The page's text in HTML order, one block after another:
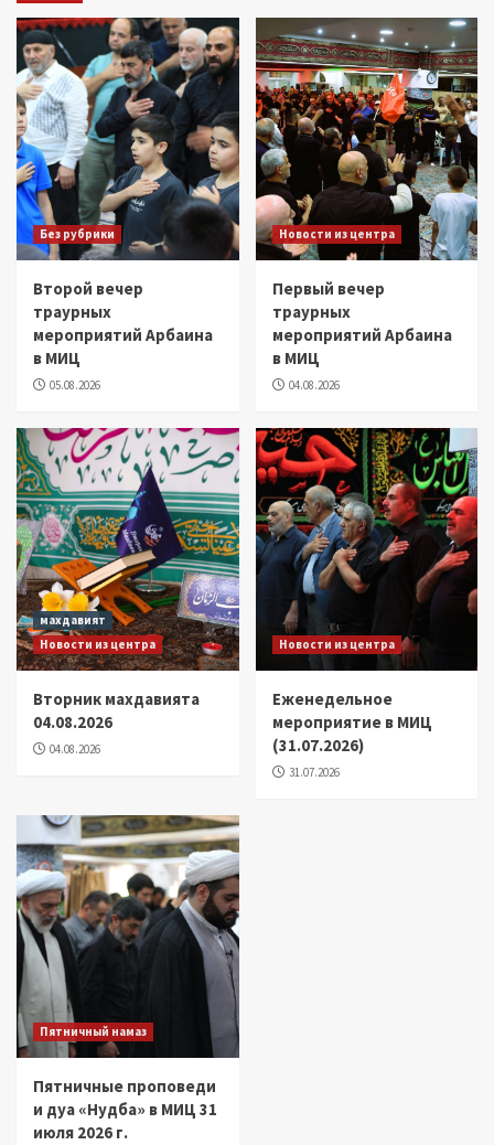
Без рубрики
Второй вечер
траурных
мероприятий Арбаина
в МИЦ
05.08.2026
Новости из центра
Первый вечер
траурных
мероприятий Арбаина
в МИЦ
04.08.2026
махдавият
Новости из центра
Вторник махдавията
04.08.2026
04.08.2026
Новости из центра
Еженедельное
мероприятие в МИЦ
(31.07.2026)
31.07.2026
Пятничный намаз
Пятничные проповеди
и дуа «Нудба» в МИЦ 31
июля 2026 г.